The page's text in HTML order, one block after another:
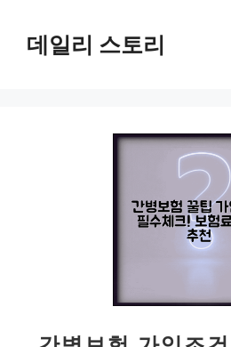
데일리 스토리